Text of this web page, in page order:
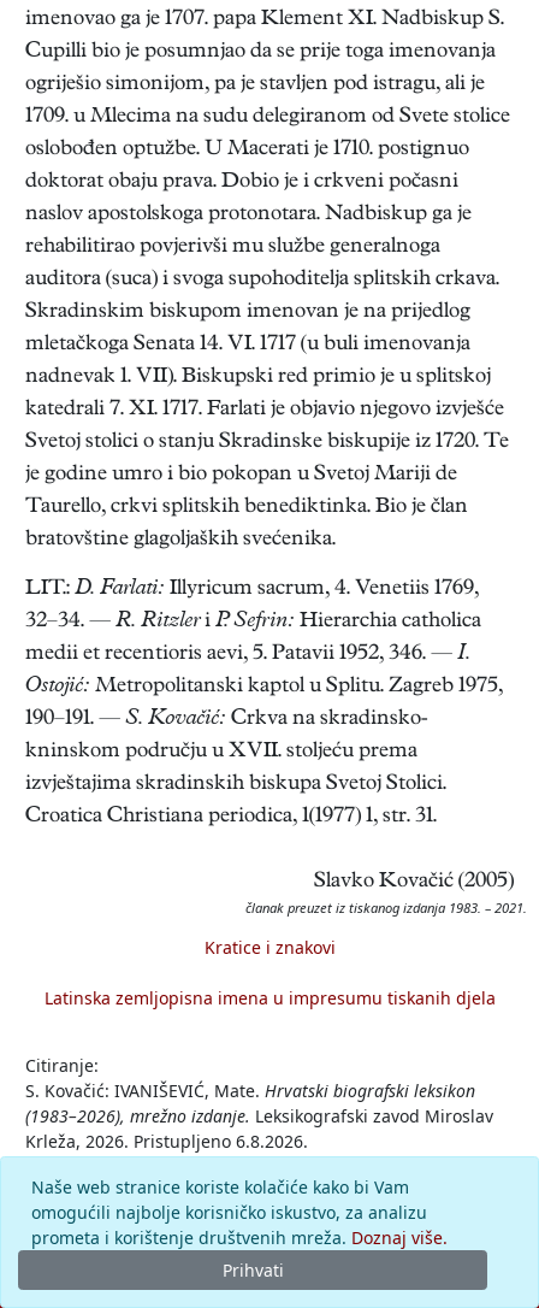
imenovao ga je 1707. papa Klement XI. Nadbiskup S.
Cupilli bio je posumnjao da se prije toga imenovanja
ogriješio simonijom, pa je stavljen pod istragu, ali je
1709. u Mlecima na sudu delegiranom od Svete stolice
oslobođen optužbe. U Macerati je 1710. postignuo
doktorat obaju prava. Dobio je i crkveni počasni
naslov apostolskoga protonotara. Nadbiskup ga je
rehabilitirao povjerivši mu službe generalnoga
auditora (suca) i svoga supohoditelja splitskih crkava.
Skradinskim biskupom imenovan je na prijedlog
mletačkoga Senata 14. VI. 1717 (u buli imenovanja
nadnevak 1. VII). Biskupski red primio je u splitskoj
katedrali 7. XI. 1717. Farlati je objavio njegovo izvješće
Svetoj stolici o stanju Skradinske biskupije iz 1720. Te
je godine umro i bio pokopan u Svetoj Mariji de
Taurello, crkvi splitskih benediktinka. Bio je član
bratovštine glagoljaških svećenika.
LIT.: D. Farlati: Illyricum sacrum, 4. Venetiis 1769,
32–34. — R. Ritzleri P. Sefrin: Hierarchia catholica
medii et recentioris aevi, 5. Patavii 1952, 346. — I.
Ostojić: Metropolitanski kaptol u Splitu. Zagreb 1975,
190–191. — S. Kovačić: Crkva na skradinsko-
kninskom području u XVII. stoljeću prema
izvještajima skradinskih biskupa Svetoj Stolici.
Croatica Christiana periodica, 1(1977) 1, str. 31.
Slavko Kovačić (2005)
članak preuzet iz tiskanog izdanja 1983. – 2021.
Kratice i znakovi
Latinska zemljopisna imena u impresumu tiskanih djela
Citiranje:
S. Kovačić: IVANIŠEVIĆ, Mate. Hrvatski biografski leksikon
(1983–2026), mrežno izdanje. Leksikografski zavod Miroslav
Krleža, 2026. Pristupljeno 6.8.2026.
Komentar
Naše web stranice koriste kolačiće kako bi Vam
omogućili najbolje korisničko iskustvo, za analizu
prometa i korištenje društvenih mreža. Doznaj više.
Prihvati
© 2026.Leksikografski zavodMiroslav Krleža